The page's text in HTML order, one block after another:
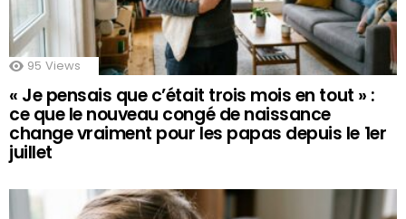
95 Views
« Je pensais que c’était trois mois en tout » :
ce que le nouveau congé de naissance
change vraiment pour les papas depuis le 1er
juillet